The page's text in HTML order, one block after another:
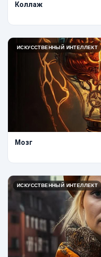
Коллаж
ИСКУССТВЕННЫЙ ИНТЕЛЛЕКТ
Мозг
ИСКУССТВЕННЫЙ ИНТЕЛЛЕКТ